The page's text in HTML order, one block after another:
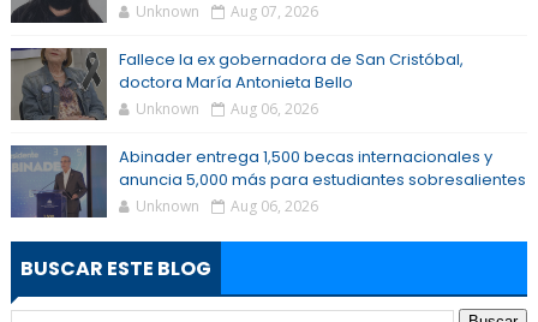
Unknown Aug 07, 2026
Fallece la ex gobernadora de San Cristóbal,
doctora María Antonieta Bello
Unknown Aug 06, 2026
Abinader entrega 1,500 becas internacionales y
anuncia 5,000 más para estudiantes sobresalientes
Unknown Aug 06, 2026
BUSCAR ESTE BLOG